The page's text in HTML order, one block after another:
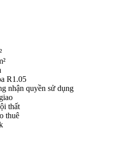
R1.05
nhận quyền sử dụng
thất
thuê